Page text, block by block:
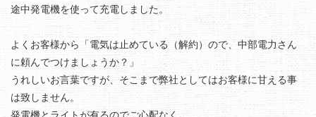
途中発電機を使って充電しました。
よくお客様から「電気は止めている（解約）ので、中部電力さん
に頼んでつけましょうか？」
うれしいお言葉ですが、そこまで弊社としてはお客様に甘える事
は致しません。
発電機とライトが有るのでご心配なく。